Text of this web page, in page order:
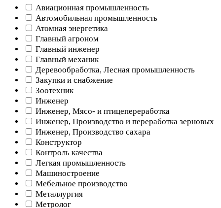
Авиационная промышленность
Автомобильная промышленность
Атомная энергетика
Главный агроном
Главный инженер
Главный механик
Деревообработка, Лесная промышленность
Закупки и снабжение
Зоотехник
Инженер
Инженер, Мясо- и птицепереработка
Инженер, Производство и переработка зерновых
Инженер, Производство сахара
Конструктор
Контроль качества
Легкая промышленность
Машиностроение
Мебельное производство
Металлургия
Метролог